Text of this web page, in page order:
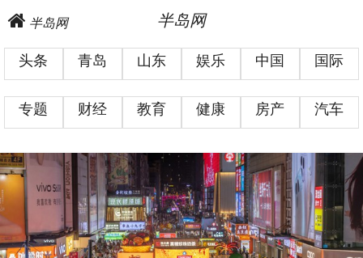
半岛网 半岛网
头条 青岛 山东 娱乐 中国 国际
专题 财经 教育 健康 房产 汽车